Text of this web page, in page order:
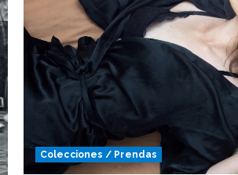
Colecciones / Prendas